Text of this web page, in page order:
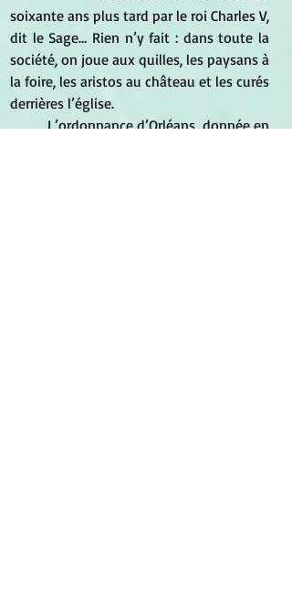
soixante ans plus tard par le roi Charles V,
dit le Sage… Rien n’y fait : dans toute la
société, on joue aux quilles, les paysans à
la foire, les aristos au château et les curés
derrières l’église.
	L’ordonnance d’Orléans, donnée en